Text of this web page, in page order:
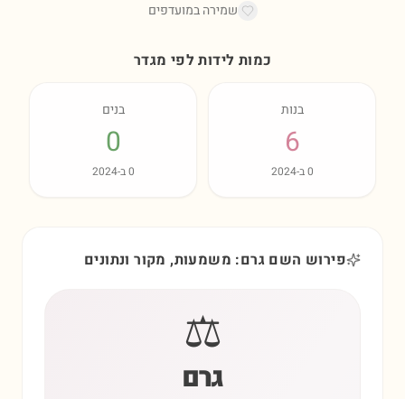
שמירה במועדפים
כמות לידות לפי מגדר
בנות
6
0ב-2024
בנים
0
0ב-2024
פירוש השם גרם: משמעות, מקור ונתונים
⚖️
גרם